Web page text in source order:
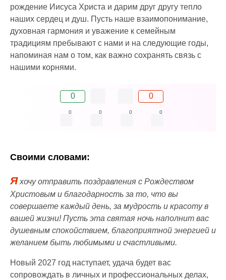
рождение Иисуса Христа и дарим друг другу тепло
наших сердец и душ. Пусть наше взаимопонимание,
духовная гармония и уважение к семейным
традициям пребывают с нами и на следующие годы,
напоминая нам о том, как важно сохранять связь с
нашими корнями.
0 0
0 0 0 0
Своими словами:
Яхочу отправить поздравления с Рождеством
Христовым и благодарность за то, что вы
совершаете каждый день, за мудрость и красоту в
вашей жизни! Пусть эта святая ночь наполнит вас
душевным спокойствием, благоприятной энергией и
желанием быть любимыми и счастливыми.
Новый 2027 год наступает, удача будет вас
сопровождать в личных и профессиональных делах,